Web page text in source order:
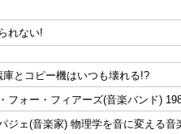
れない!
とコピー機はいつも壊れる!?
フォー・フィアーズ(音楽バンド)
ジェ(音楽家) 物理学を音に変える音